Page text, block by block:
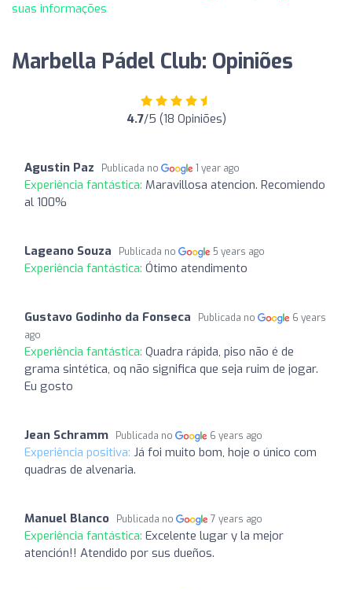
suas informações
Marbella Pádel Club: Opiniões
4.7/5 (18 Opiniões)
Agustin Paz Publicada no 1 year ago
Experiência fantástica: Maravillosa atencion. Recomiendo
al 100%
Lageano Souza Publicada no 5 years ago
Experiência fantástica: Ótimo atendimento
Gustavo Godinho da Fonseca Publicada no
6 years
ago
Experiência fantástica: Quadra rápida, piso não é de
grama sintética, oq não significa que seja ruim de jogar.
Eu gosto
Jean Schramm Publicada no 6 years ago
Experiência positiva: Já foi muito bom, hoje o único com
quadras de alvenaria.
Manuel Blanco Publicada no 7 years ago
Experiência fantástica: Excelente lugar y la mejor
atención!! Atendido por sus dueños.